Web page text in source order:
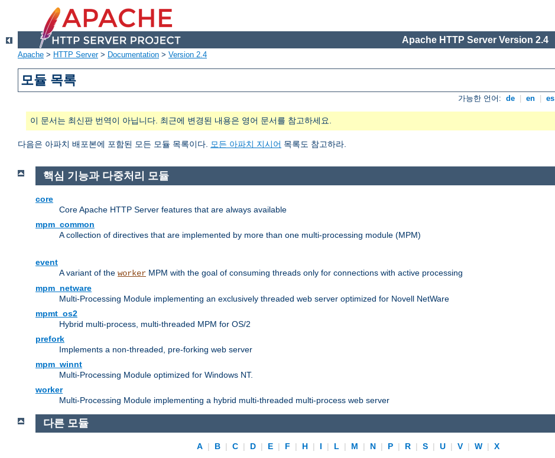
Apache HTTP Server Version 2.4
Apache > HTTP Server> Documentation > Version 2.4
모듈 목록
가능한 언어: de en es
이 문서는 최신판 번역이 아닙니다. 최근에 변경된 내용은 영어 문서를 참고하세요.
다음은 아파치 배포본에 포함된 모든 모듈 목록이다. 모든 아파치 지시어 목록도 참고하라.
핵심 기능과 다중처리 모듈
core
Core Apache HTTP Server features that are always available
mpm_common
A collection of directives that are implemented by more than one multi-processing module (MPM)
event
A variant of the worker MPM with the goal of consuming threads only for connections with active processing
mpm_netware
Multi-Processing Module implementing an exclusively threaded web server optimized for Novell NetWare
mpmt_os2
Hybrid multi-process, multi-threaded MPM for OS/2
prefork
Implements a non-threaded, pre-forking web server
mpm_winnt
Multi-Processing Module optimized for Windows NT.
worker
Multi-Processing Module implementing a hybrid multi-threaded multi-process web server
다른 모듈
A | B | C | D | E | F | H | I | L | M | N | P | R | S | U | V | W |
X